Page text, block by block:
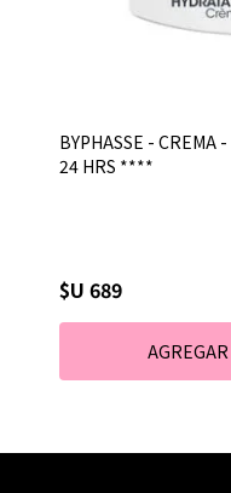
BYPHASSE - CREMA
24 HRS ****
$U 689